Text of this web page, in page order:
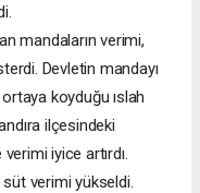
mandaların verimi,
Devletin mandayı
koyduğu ıslah
ilçesindeki
iyice artırdı.
verimi yükseldi.